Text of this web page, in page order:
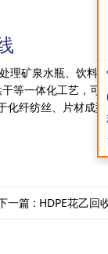
理矿泉水瓶、饮料
等一体化工艺，可
化纤纺丝、片材成
一篇 : HDPE花乙回收